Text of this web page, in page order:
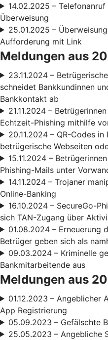
14.02.2025 –
Überweisung
25.01.2025 –
Aufforderung mit Link
Meldungen aus
23.11.2024 –
schneidet Bankkundinnen
Bankkontakt ab
21.11.2024 –
Echtzeit-Phishing mithilfe
20.11.2024 – QR-Codes
betrügerische Webseiten
15.11.2024 –
Phishing-Mails unter
14.11.2024 – Trojaner
Online-Banking
16.10.2024 – SecureGo-
sich TAN-Zugang über
01.08.2024 – Erneuerung
Betrüger geben sich als
09.03.2024 – Kriminelle
Bankmitarbeitende aus
Meldungen aus
01.12.2023 – Angeblicher
App Registrierung
05.09.2023 – Gefälschte
25.05.2023 – Angebliche